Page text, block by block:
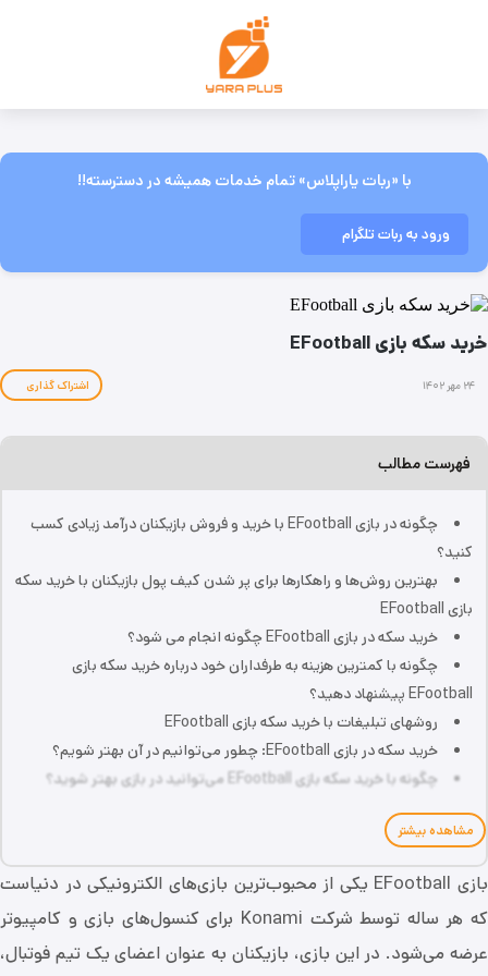
با «ربات یاراپلاس» تمام خدمات همیشه در دسترسته!!
ورود به ربات تلگرام
خرید سکه بازی EFootball
۲۴ مهر ۱۴۰۲ اشتراک گذاری
فهرست مطالب
چگونه در بازی EFootball با خرید و فروش بازیکنان درآمد زیادی کسب
کنید؟
بهترین روش‌ها و راهکارها برای پر شدن کیف پول بازیکنان با خرید سکه
بازی EFootball
خرید سکه در بازی EFootball چگونه انجام می شود؟
چگونه با کمترین هزینه به طرفداران خود درباره خرید سکه بازی
EFootball پیشنهاد دهید؟
روشهای تبلیغات با خرید سکه بازی EFootball
خرید سکه در بازی EFootball: چطور می‌توانیم در آن بهتر شویم؟
چگونه با خرید سکه بازی EFootball می‌توانید در بازی بهتر شوید؟
مشاهده بیشتر
بازی EFootball یکی از محبوب‌ترین بازی‌های الکترونیکی در دنیاست
که هر ساله توسط شرکت Konami برای کنسول‌های بازی و کامپیوتر
عرضه می‌شود. در این بازی، بازیکنان به عنوان اعضای یک تیم فوتبال،